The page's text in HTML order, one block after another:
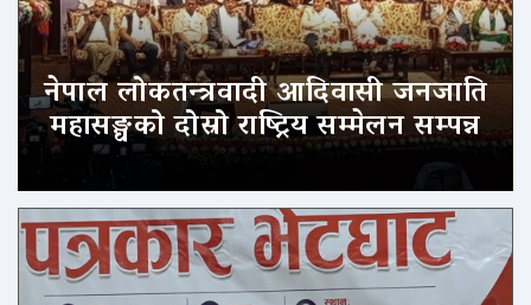
नेपाल लोकतन्त्रवादी आदिवासी जनजाति
महासङ्घको दोस्रो राष्ट्रिय सम्मेलन सम्पन्न